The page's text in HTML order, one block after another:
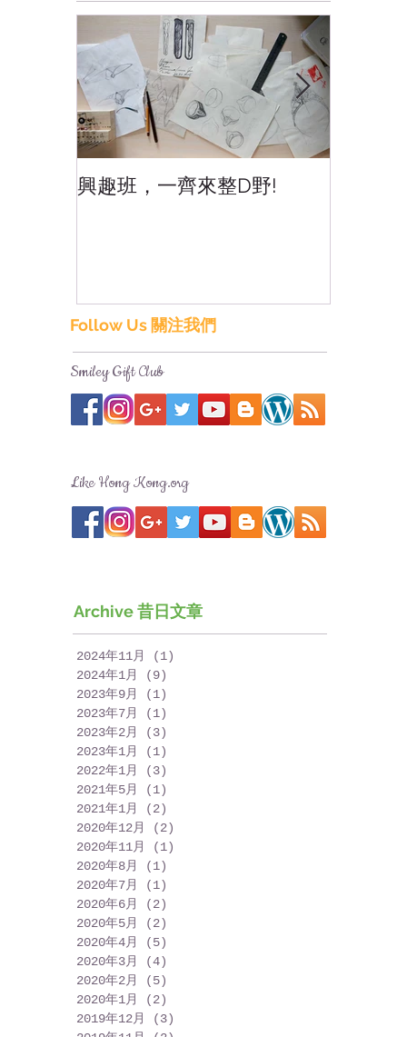
興趣班，一齊來整D野!
Follow Us 關注我們
Smiley Gift Club
Like Hong Kong.org
Archive 昔日文章
2024年11月 (1)
2024年1月
(9)
2023年9月
(1)
2023年7月
(1)
2023年2月
(3)
2023年1月
(1)
2022年1月
(3)
2021年5月
(1)
2021年1月
(2)
2020年12月
(2)
2020年11月
(1)
2020年8月
(1)
2020年7月
(1)
2020年6月
(2)
2020年5月
(2)
2020年4月
(5)
2020年3月
(4)
2020年2月
(5)
2020年1月
(2)
2019年12月
(3)